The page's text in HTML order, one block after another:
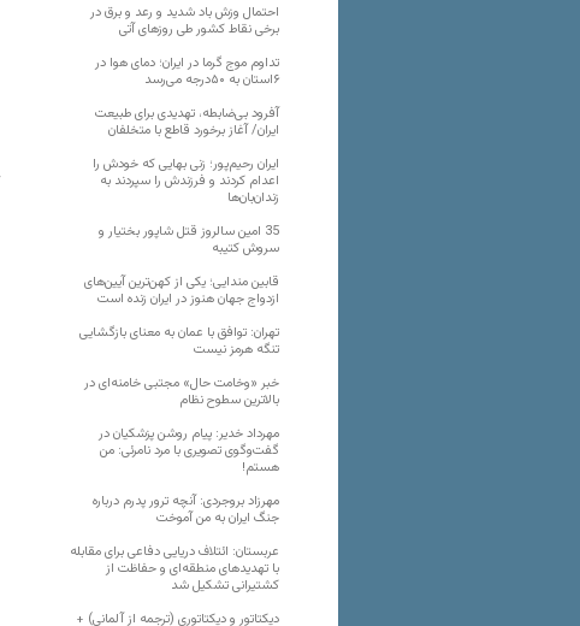
احتمال وزش باد شدید و رعد و برق در
برخی نقاط کشور طی روزهای آتی
تداوم موج گرما در ایران؛ دمای هوا در
۶استان به ۵۰درجه می‌رسد
آفرود بی‌ضابطه، تهدیدی برای طبیعت
ایران/ آغاز برخورد قاطع با متخلفان
ایران رحیم‌پور؛ زنی بهایی که خودش را
اعدام کردند و فرزندش را سپردند به
زندان‌بان‌ها
35 امین سالروز قتل شاپور بختیار و
سروش کتیبه
قابین مندایی؛ یکی از کهن‌ترین آیین‌های
ازدواج جهان هنوز در ایران زنده است
تهران: توافق با عمان به معنای بازگشایی
تنگه هرمز نیست
خبر «وخامت حال» مجتبی خامنه‌ای در
بالاترین سطوح نظام
مهرداد خدیر: پیام روشن پزشکیان در
گفت‌و‌گوی تصویری با مرد نامرئی: من
هستم!
مهرزاد بروجردی: آنچه ترور پدرم درباره
جنگ ایران به من آموخت
عربستان: ائتلاف دریایی دفاعی برای مقابله
با تهدیدهای منطقه‌ای و حفاظت از
کشتیرانی تشکیل شد
دیکتاتور و دیکتاتوری (ترجمه از آلمانی) +